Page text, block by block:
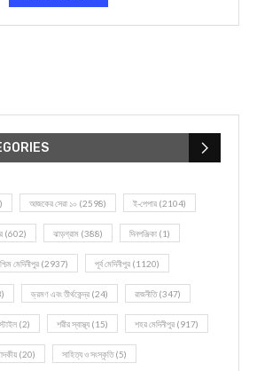
আজকের সেরা ১০ (2598) ই-পেপার (2104)
(602) ঝাড়গ্রাম (388) দিনপঞ্জিকা (1)
মেদিনীপুর (2937) পূর্ব মেদিনীপুর (1120)
ভ্রমণ এবং তীর্থকেন্দ্র (24) রাজনীতি(347)
(2) শরীর স্বাস্থ্য (15) শহর মেদিনীপুর (917)
(20) সাহিত্য ও সংস্কৃতি(5)